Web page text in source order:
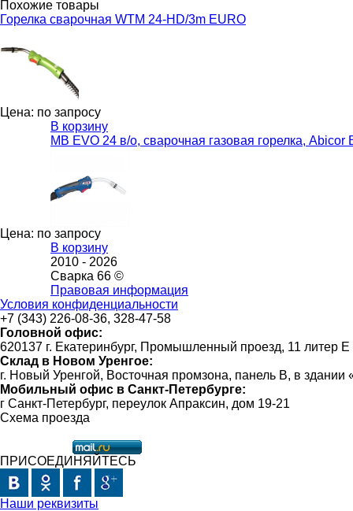
Похожие товары
Горелка сварочная WTM 24-HD/3m EURO
Цена: по запросу
В корзину
MB EVO 24 в/о, сварочная газовая горелка,
Цена: по запросу
В корзину
2010 - 2026
Сварка 66 ©
Правовая информация
Условия конфиденциальности
+7 (343) 226-08-36, 328-47-58
Головной офис:
620137 г. Екатеринбург, Промышленный проезд, 11 литер Е
Склад в Новом Уренгое:
г. Новый Уренгой, Восточная промзона, панель В, в
Мобильный офис в Санкт-Петербурге:
г Санкт-Петербург, переулок Апраксин, дом 19-21
Схема проезда
ПРИСОЕДИНЯЙТЕСЬ
Наши реквизиты